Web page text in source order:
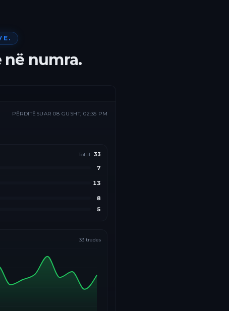
në numra.
PËRDITËSUAR 08 GUSHT, 02:35 PM
Total 33
7
13
8
5
33 trades